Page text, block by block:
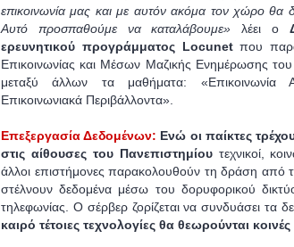
επικοινωνία μας και με αυτόν ακόμα τον χώρο θα
Αυτό προσπαθούμε να καταλάβουμε» λέει ο
ερευνητικού προγράμματος Locunetπου
Επικοινωνίας και Μέσων Μαζικής Ενημέρωσης
μεταξύ άλλων τα μαθήματα: «Επικοινωνία
Επικοινωνιακά Περιβάλλοντα».
Επεξεργασία Δεδομένων: Ενώ οι παίκτες
στις αίθουσες του Πανεπιστημίουτεχνικοί,
άλλοι επιστήμονες παρακολουθούν τη δράση από
στέλνουν δεδομένα μέσω του δορυφορικού
τηλεφωνίας. Ο σέρβερ ζορίζεται να συνδυάσει τα
καιρό τέτοιες τεχνολογίες θα θεωρούνται